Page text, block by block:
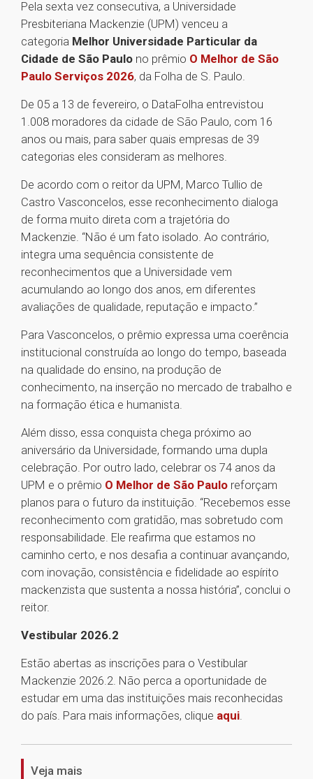
Pela sexta vez consecutiva, a Universidade
Presbiteriana Mackenzie (UPM) venceu a
categoria Melhor Universidade Particular da
Cidade de São Paulo no prêmio O Melhor de São
Paulo Serviços 2026, da Folha de S. Paulo.
De 05 a 13 de fevereiro, o DataFolha entrevistou
1.008 moradores da cidade de São Paulo, com 16
anos ou mais, para saber quais empresas de 39
categorias eles consideram as melhores.
De acordo com o reitor da UPM, Marco Tullio de
Castro Vasconcelos, esse reconhecimento dialoga
de forma muito direta com a trajetória do
Mackenzie. “Não é um fato isolado. Ao contrário,
integra uma sequência consistente de
reconhecimentos que a Universidade vem
acumulando ao longo dos anos, em diferentes
avaliações de qualidade, reputação e impacto.”
Para Vasconcelos, o prêmio expressa uma coerência
institucional construída ao longo do tempo, baseada
na qualidade do ensino, na produção de
conhecimento, na inserção no mercado de trabalho e
na formação ética e humanista.
Além disso, essa conquista chega próximo ao
aniversário da Universidade, formando uma dupla
celebração. Por outro lado, celebrar os 74 anos da
UPM e o prêmio O Melhor de São Paulo reforçam
planos para o futuro da instituição. “Recebemos esse
reconhecimento com gratidão, mas sobretudo com
responsabilidade. Ele reafirma que estamos no
caminho certo, e nos desafia a continuar avançando,
com inovação, consistência e fidelidade ao espírito
mackenzista que sustenta a nossa história”, conclui o
reitor.
Vestibular 2026.2
Estão abertas as inscrições para o Vestibular
Mackenzie 2026.2. Não perca a oportunidade de
estudar em uma das instituições mais reconhecidas
do país. Para mais informações, clique aqui.
1
Veja mais